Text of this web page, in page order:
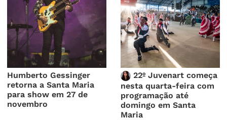
Humberto Gessinger
retorna a Santa Maria
para show em 27 de
novembro
22º Juvenart começa
nesta quarta-feira com
programação até
domingo em Santa
Maria